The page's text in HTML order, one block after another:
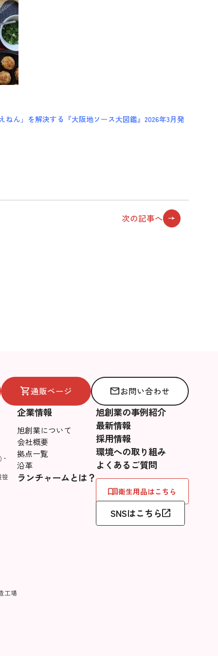
ん」を解決する『大阪地ソース大図鑑』2026年3月発
次の記事へ
通販ページ お問い合わせ
工場
企業情報
旭創業について
会社概要
拠点一覧
沿革
ランチャームとは？
旭創業の事例紹介
最新情報
採用情報
環境への取り組み
よくあるご質問
衛生用品はこちら
SNSはこちら